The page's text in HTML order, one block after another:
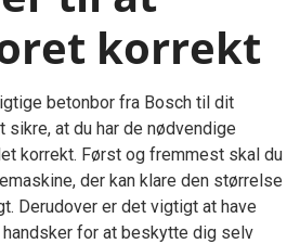
korrekt
betonbor fra Bosch til dit
at du har de nødvendige
korrekt. Først og fremmest skal du
der kan klare den størrelse
Derudover er det vigtigt at have
for at beskytte dig selv